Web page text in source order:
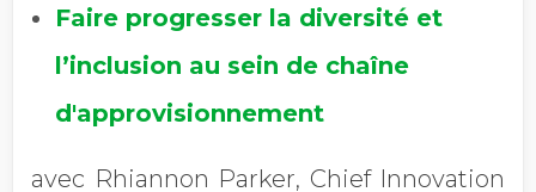
Faire progresser la diversité et
l’inclusion au sein de chaîne
d'approvisionnement
avec Rhiannon Parker, Chief Innovation